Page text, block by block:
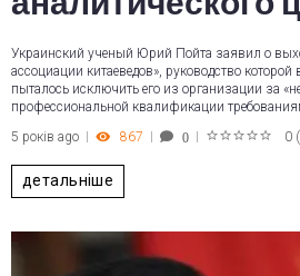
Украинский ученый Юрий Пойта заявил о
ассоциации китаеведов», руководство которой
пыталось исключить его из организации за
профессиональной квалификации
5 років ago
867 0 0 (
детальніше